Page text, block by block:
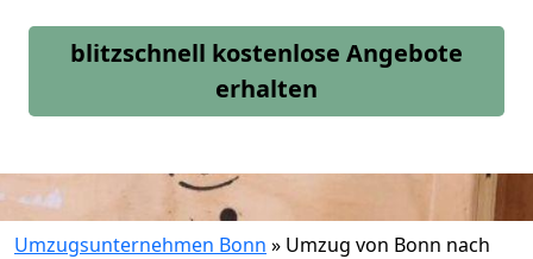
blitzschnell kostenlose Angebote
erhalten
Umzugsunternehmen Bonn » Umzug von Bonn nach